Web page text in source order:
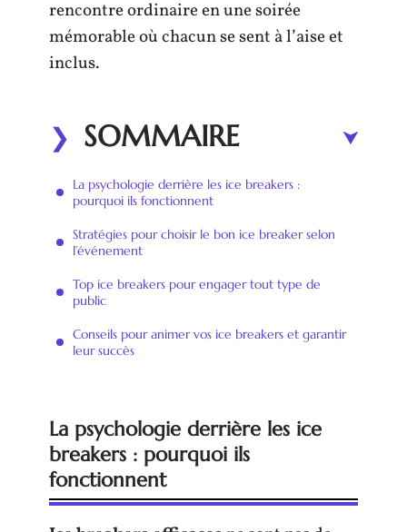
rencontre ordinaire en une soirée
mémorable où chacun se sent à l’aise et
inclus.
SOMMAIRE
La psychologie derrière les ice breakers :
pourquoi ils fonctionnent
Stratégies pour choisir le bon ice breaker selon
l’événement
Top ice breakers pour engager tout type de
public
Conseils pour animer vos ice breakers et garantir
leur succès
La psychologie derrière les ice
breakers : pourquoi ils
fonctionnent